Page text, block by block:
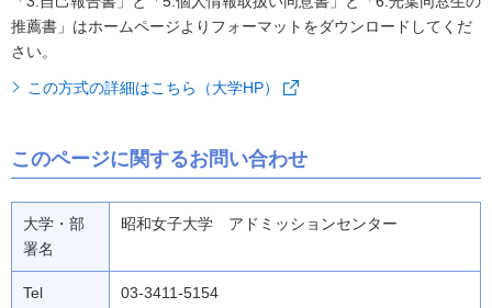
推薦書」はホームページよりフォーマットをダウンロードしてくだ
さい。
この方式の詳細はこちら（大学HP）
このページに関するお問い合わせ
大学・部
署名
昭和女子大学 アドミッションセンター
Tel 03-3411-5154